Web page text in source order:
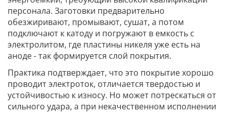
персонала. Заготовки предварительно
обезжиривают, промывают, сушат, а потом
подключают к катоду и погружают в емкость с
электролитом, где пластины никеля уже есть на
аноде - так формируется слой покрытия.
Практика подтверждает, что это покрытие хорошо
проводит электроток, отличается твердостью и
устойчивостью к износу. Но может потрескаться от
сильного удара, а при некачественном исполнении